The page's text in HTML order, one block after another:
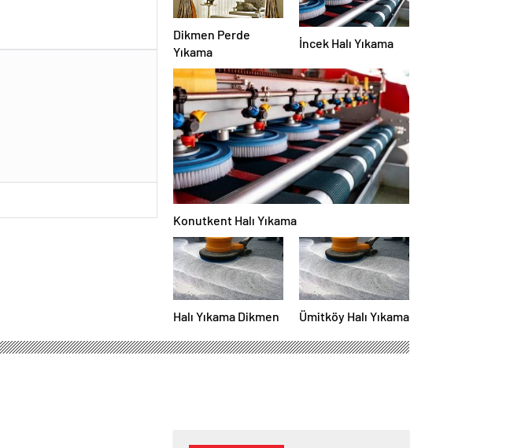
Dikmen Perde
Yıkama
İncek Halı Yıkama
Konutkent Halı Yıkama
Halı Yıkama Dikmen Ümitköy Halı Yıkama